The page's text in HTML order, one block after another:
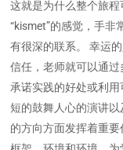
这就是为什么整个旅
“kismet”的感觉，手非
有很深的联系。 幸运
信任，老师就可以通
承诺实践的好处或利
短的鼓舞人心的演讲
的方向方面发挥着重